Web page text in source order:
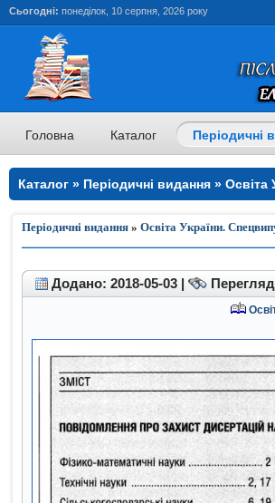
Сьогодні: понеділок, 10 серпня, 2026 року
Головна Каталог Періодичні
Каталог » Періодичні видання » Освіта
Періодичні видання » Освіта України.
Додано: 2018-05-03 |